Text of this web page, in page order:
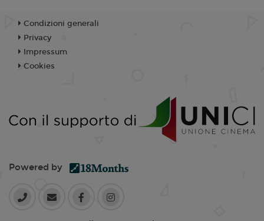
Condizioni generali
Privacy
Impressum
Cookies
Powered by